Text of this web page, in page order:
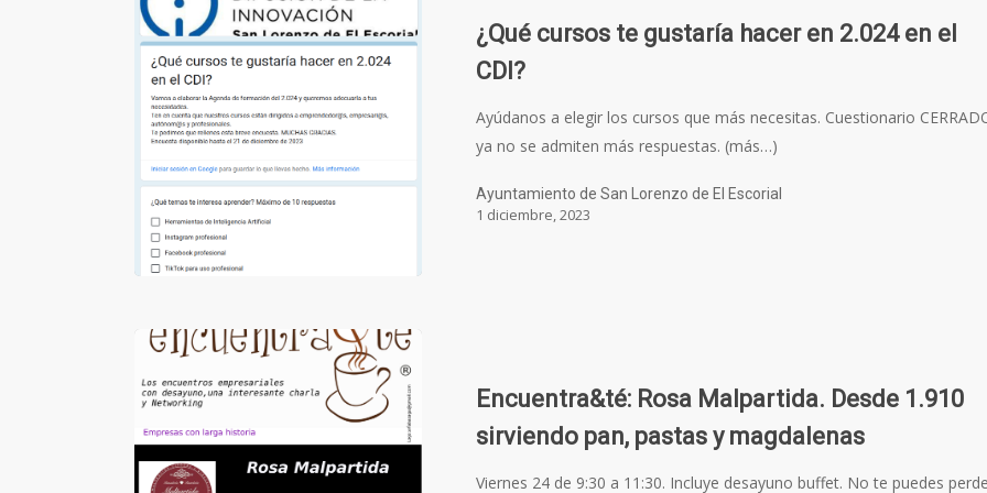
¿Qué cursos te gustaría hacer en 2.024 en el
CDI?
Ayúdanos a elegir los cursos que más necesitas. Cuestionario
ya no se admiten más respuestas. (más…)
Ayuntamiento de San Lorenzo de El Escorial
1 diciembre, 2023
Encuentra&té: Rosa Malpartida. Desde 1.910
sirviendo pan, pastas y magdalenas
Viernes 24 de 9:30 a 11:30. Incluye desayuno buffet. No te puedes